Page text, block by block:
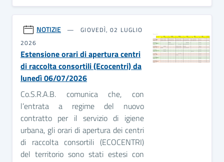
NOTIZIE
GIOVEDÌ, 02 LUGLIO
2026
Estensione orari di apertura centri
di raccolta consortili (Ecocentri) da
lunedì 06/07/2026
Co.S.R.A.B. comunica che, con
l’entrata a regime del nuovo
contratto per il servizio di igiene
urbana, gli orari di apertura dei centri
di raccolta consortili (ECOCENTRI)
del territorio sono stati estesi con